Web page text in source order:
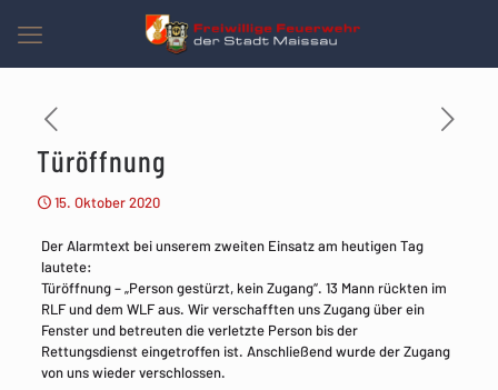
Türöffnung
15. Oktober 2020
Der Alarmtext bei unserem zweiten Einsatz am heutigen Tag
lautete:
Türöffnung – „Person gestürzt, kein Zugang“. 13 Mann rückten im
RLF und dem WLF aus. Wir verschafften uns Zugang über ein
Fenster und betreuten die verletzte Person bis der
Rettungsdienst eingetroffen ist. Anschließend wurde der Zugang
von uns wieder verschlossen.